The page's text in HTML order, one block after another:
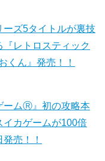
ーズ5タイトルが裏技
レトロスティック
くん』発売！！
ームⓇ』初の攻略本
イカゲームが100倍
売！！